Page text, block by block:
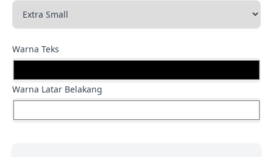
Warna Teks
Warna Latar Belakang